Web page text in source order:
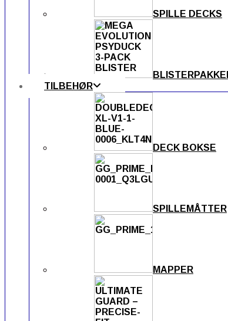
SPILLE DECKS
TILBEHØR
DECK BOKSE
SPILLEMÅTTER
MAPPER